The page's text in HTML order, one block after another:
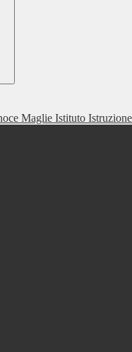
Istituto Istruzione